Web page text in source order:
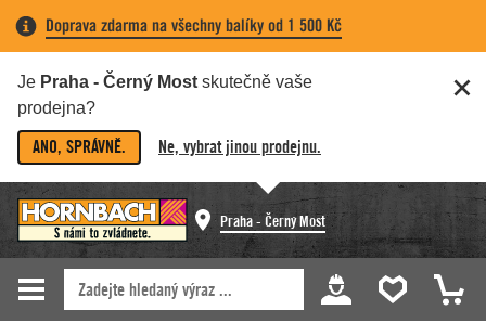
Doprava zdarma na všechny balíky od 1 500 Kč
Je Praha - Černý Most skutečně vaše
prodejna?
ANO, SPRÁVNĚ. Ne, vybrat jinou prodejnu.
Praha - Černý Most